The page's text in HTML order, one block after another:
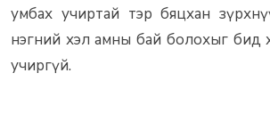
умбах учиртай тэр бяцхан
нэгний хэл амны бай болохыг бид
учиргүй.